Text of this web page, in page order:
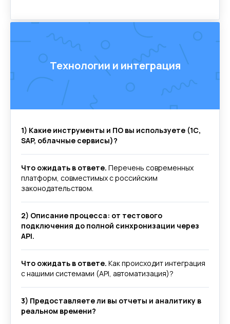
Технологии и интеграция
1) Какие инструменты и ПО вы используете (1С,
SAP, облачные сервисы)?
Что ожидать в ответе. Перечень современных
платформ, совместимых с российским
законодательством.
2) Описание процесса: от тестового
подключения до полной синхронизации через
API.
Что ожидать в ответе. Как происходит интеграция
с нашими системами (API, автоматизация)?
3) Предоставляете ли вы отчеты и аналитику в
реальном времени?
Компания
Контакты
Медиа
Новости
Блог экспертов
Продукты
Цифровые кадровые
сервисы
Цифровые
бухгалтерские
Кадровый учет
Бухгалтерский,
налоговый учет
Управление
командированием
Услуги
Казначейство
Аутсорсинг закупок
Сертификация
поддержка
Организация
мероприятий
Наши офисы